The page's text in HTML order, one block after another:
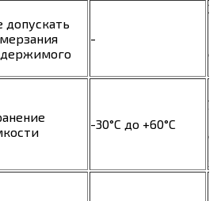
допускать
-
-30°C до +60°C